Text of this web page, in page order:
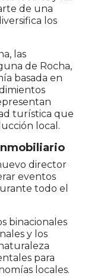
de una
los
las
de Rocha,
basada en
turística que
local.
director
eventos
todo el
binacionales
y los
para
locales.